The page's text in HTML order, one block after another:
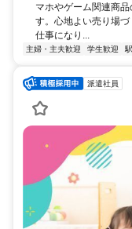
マホやゲーム関連商
す。心地よい売り場
仕事になり...
主婦・主夫歓迎 学生歓迎
派遣社員